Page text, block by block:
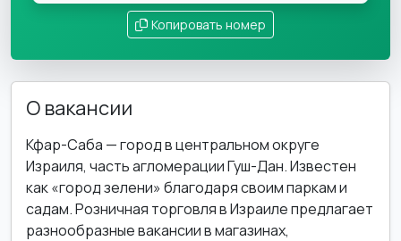
Копировать номер
О вакансии
Кфар-Саба — город в центральном округе
Израиля, часть агломерации Гуш-Дан. Известен
как «город зелени» благодаря своим паркам и
садам. Розничная торговля в Израиле предлагает
разнообразные вакансии в магазинах,